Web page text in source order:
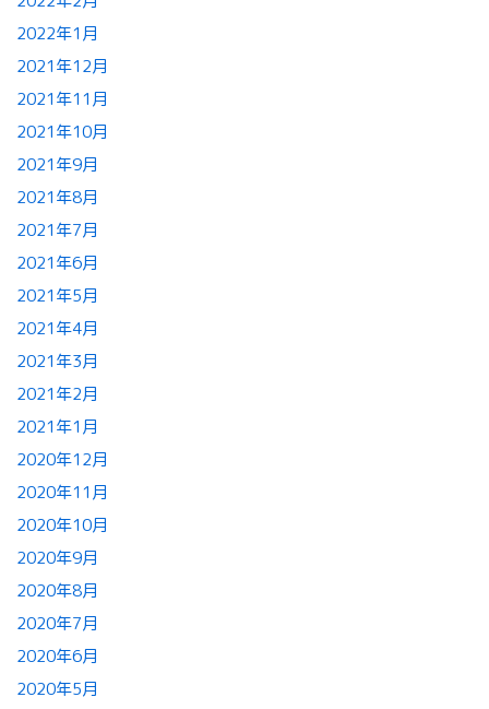
2022年1月
2021年12月
2021年11月
2021年10月
2021年9月
2021年8月
2021年7月
2021年6月
2021年5月
2021年4月
2021年3月
2021年2月
2021年1月
2020年12月
2020年11月
2020年10月
2020年9月
2020年8月
2020年7月
2020年6月
2020年5月